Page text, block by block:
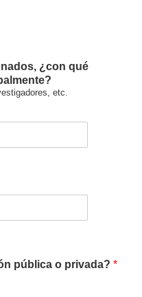
¿con qué
etc.
pública o privada? *